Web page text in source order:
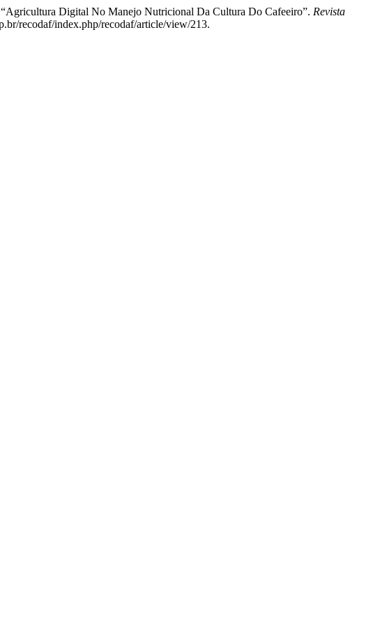
Digital No Manejo Nutricional Da Cultura Do Cafeeiro”. Revista
recodaf/index.php/recodaf/article/view/213.